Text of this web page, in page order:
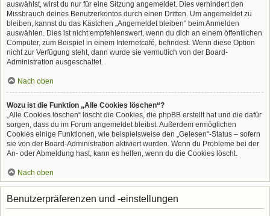
auswählst, wirst du nur für eine Sitzung angemeldet. Dies verhindert den
Missbrauch deines Benutzerkontos durch einen Dritten. Um angemeldet zu
bleiben, kannst du das Kästchen „Angemeldet bleiben“ beim Anmelden
auswählen. Dies ist nicht empfehlenswert, wenn du dich an einem öffentlichen
Computer, zum Beispiel in einem Internetcafé, befindest. Wenn diese Option
nicht zur Verfügung steht, dann wurde sie vermutlich von der Board-
Administration ausgeschaltet.
Nach oben
Wozu ist die Funktion „Alle Cookies löschen“?
„Alle Cookies löschen“ löscht die Cookies, die phpBB erstellt hat und die dafür
sorgen, dass du im Forum angemeldet bleibst. Außerdem ermöglichen
Cookies einige Funktionen, wie beispielsweise den „Gelesen“-Status – sofern
sie von der Board-Administration aktiviert wurden. Wenn du Probleme bei der
An- oder Abmeldung hast, kann es helfen, wenn du die Cookies löscht.
Nach oben
Benutzerpräferenzen und -einstellungen